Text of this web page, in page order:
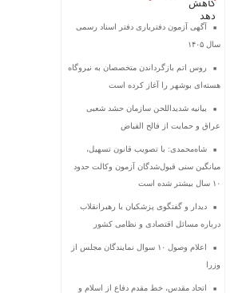
آگهی آزمون دفتریاری دفتر اسناد رسمی
سال ۱۴۰۵
روس اتم بازگرداندن متخصصان به نیروگاه
هسته‌ای بوشهر را آغاز کرده است
بیانیه شدیداللحن سازمان حشد شعبی
عراق و حمایت از فالح الفیاض
شاه‌محمدی: با تصویب قانون تسهیل،
میانگین سنی قبول‌شدگان آزمون وکالت حدود
۱۰ سال بیشتر شده است
دیدار و گفتگوی پزشکیان با رهبرانقلاب
درباره مسائل اقتصادی و نظامی کشور
اعلام وصول ۱۰ سوال نمایندگان مجلس از
وزرا
اتحاد مقدس، خط مقدم دفاع از اسلام و